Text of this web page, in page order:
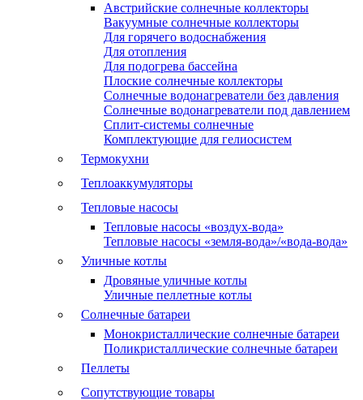
Австрийские солнечные коллекторы
Вакуумные солнечные коллекторы
Для горячего водоснабжения
Для отопления
Для подогрева бассейна
Плоские солнечные коллекторы
Солнечные водонагреватели без давления
Солнечные водонагреватели под давлением
Сплит-системы солнечные
Комплектующие для гелиосистем
Термокухни
Теплоаккумуляторы
Тепловые насосы
Тепловые насосы «воздух-вода»
Тепловые насосы «земля-вода»/«вода-вода»
Уличные котлы
Дровяные уличные котлы
Уличные пеллетные котлы
Солнечные батареи
Монокристаллические солнечные батареи
Поликристаллические солнечные батареи
Пеллеты
Сопутствующие товары